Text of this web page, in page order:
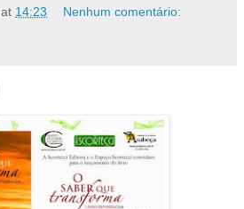
at 14:23 Nenhum comentário: